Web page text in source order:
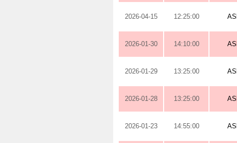
2026-04-15 12:25:00
2026-01-30 14:10:00
2026-01-29 13:25:00
2026-01-28 13:25:00
2026-01-23 14:55:00